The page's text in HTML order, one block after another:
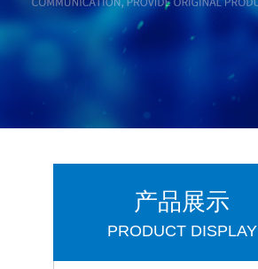
产品展示
PRODUCT DISPLAY